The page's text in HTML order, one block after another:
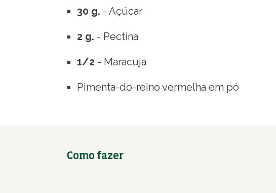
30 g. - Açúcar
2 g. - Pectina
1/2 - Maracujá
Pimenta-do-reino vermelha em pó
Como fazer